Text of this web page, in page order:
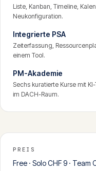
Liste, Kanban, Timeline,
Neukonfiguration.
Integrierte PSA
Zeiterfassung,
einem Tool.
PM-Akademie
Sechs kuratierte Kurse mit
im DACH-Raum.
PREIS
Free · Solo CHF 9 · Team